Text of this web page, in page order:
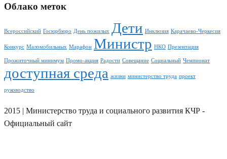
Облако меток
Всероссийский Госюрбюро День пожилых Дети Инклюзия Карачаево-Черкесия
Конкурс Маломобильных Марафон Министр НКО Презентация
Прожиточный минимум Промо-акция Радости Совещание Социальный Чемпионат
доступная среда жизни министерство труда проект
руководство
2015 | Министерство труда и социального развития КЧР -
Официальный сайт